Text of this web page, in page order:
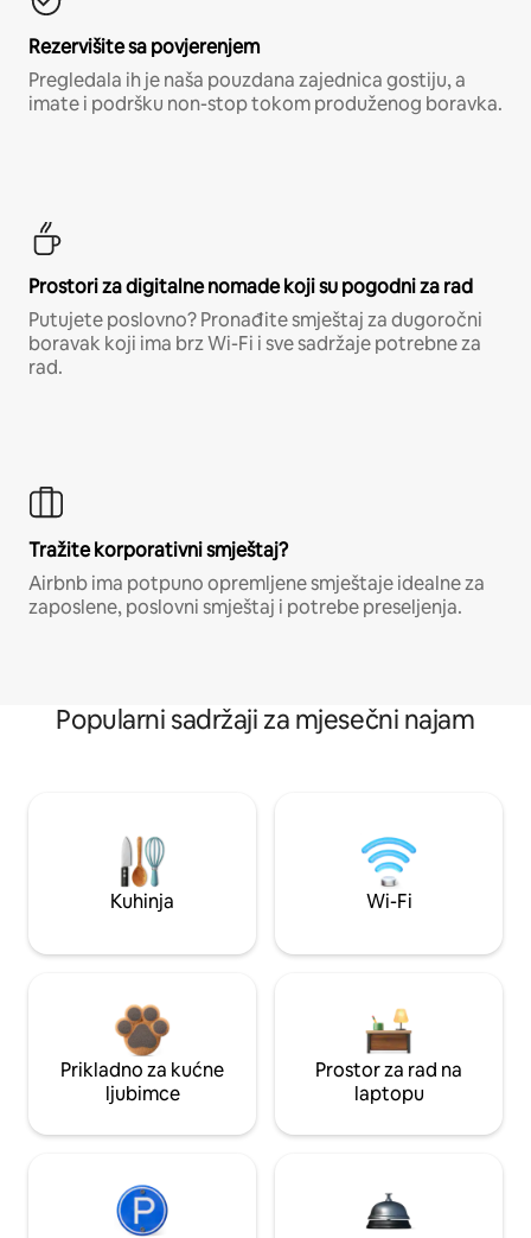
Rezervišite sa povjerenjem
Pregledala ih je naša pouzdana zajednica gostiju, a
imate i podršku non-stop tokom produženog boravka.
Prostori za digitalne nomade koji su pogodni za rad
Putujete poslovno? Pronađite smještaj za dugoročni
boravak koji ima brz Wi-Fi i sve sadržaje potrebne za
rad.
Tražite korporativni smještaj?
Airbnb ima potpuno opremljene smještaje idealne za
zaposlene, poslovni smještaj i potrebe preseljenja.
Popularni sadržaji za mjesečni najam
Kuhinja Wi-Fi
Prikladno za kućne
ljubimce
Prostor za rad na
laptopu